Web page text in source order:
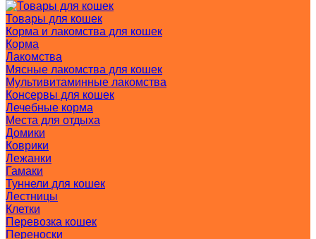
Товары для кошек
Корма и лакомства для кошек
Корма
Лакомства
Мясные лакомства для кошек
Мультивитаминные лакомства
Консервы для кошек
Лечебные корма
Места для отдыха
Домики
Коврики
Лежанки
Гамаки
Туннели для кошек
Лестницы
Клетки
Перевозка кошек
Переноски